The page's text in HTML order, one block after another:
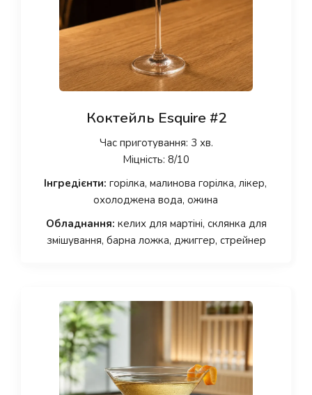
Коктейль Esquire #2
Час приготування: 3 хв.
Міцність: 8/10
Інгредієнти: горілка, малинова горілка, лікер,
охолоджена вода, ожина
Обладнання: келих для мартіні, склянка для
змішування, барна ложка, джиггер, стрейнер